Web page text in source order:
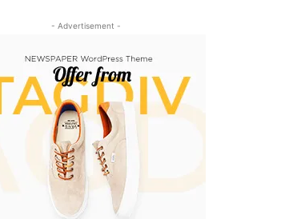
- Advertisement -